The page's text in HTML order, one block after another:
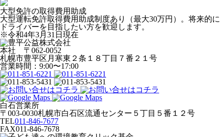
大型免許の取得費用助成
大型運転免許取得費用助成制度あり（最大30万円）。将来的に
ドライバーを目指したい方を歓迎します。
※令和4年3月31日現在
本社 〒062-0052
札幌市豊平区月寒東２条１８丁目７番２１号
営業時間：9:00〜17:00
白石営業所
〒003-0030札幌市白石区流通センター５丁目５番１２号
TEL011-846-7677
FAX011-846-7678